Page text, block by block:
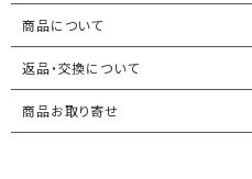
商品について
返品・交換について
商品お取り寄せ